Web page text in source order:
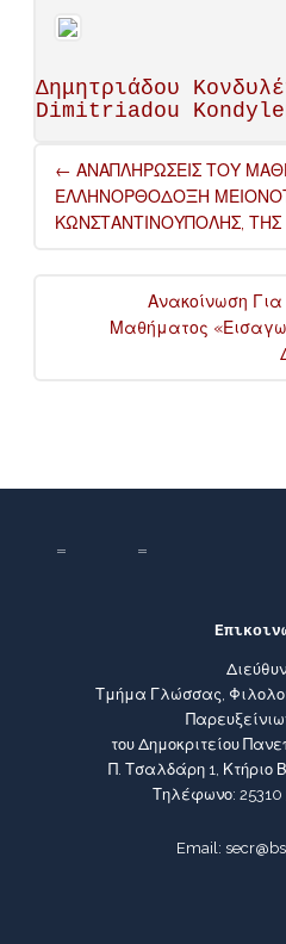
Δημητριάδου
Dimitriadou
Post
navigation
← ΑΝΑΠΛΗΡΩΣΕΙΣ ΤΟΥ
ΕΛΛΗΝΟΡΘΟΔΟΞΗ
ΚΩΝΣΤΑΝΤΙΝΟΥΠΟΛΗΣ,
Ανακοίνωση
Μαθήματος
Τμήμα Γλώσσας,
του Δημοκριτείου
Π. Τσαλδάρη 1, Κτήριο
Τηλέφωνο: 25310
Email: